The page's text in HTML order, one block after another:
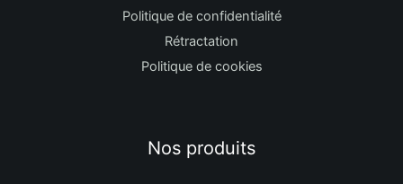
Politique de confidentialité
Rétractation
Politique de cookies
Nos produits